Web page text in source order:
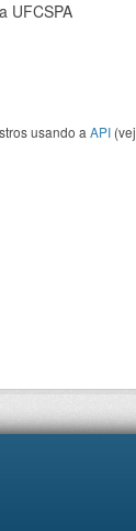
UFCSPA
usando a API